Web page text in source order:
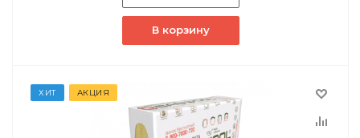
В корзину
ХИТ АКЦИЯ